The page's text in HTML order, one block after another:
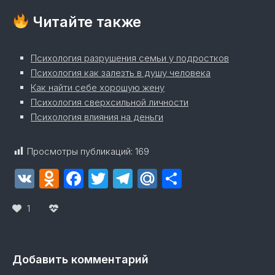
Читайте также
Психология разрушения семьи у подростков
Психология как залезть в душу человека
Как найти себе хорошую жену
Психология сверхсильной личности
Психология влияния на деньги
Просмотры публикаций: 169
VK Odnoklassniki
Facebook
Twitter
Telegram
Mail.Ru
1
Добавить комментарий